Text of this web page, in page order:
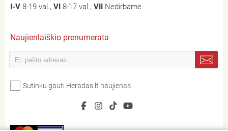
I-V 8-19 val., VI 8-17 val., VII Nedirbame
Naujienlaiškio prenumerata
Sutinku gauti Heradas.lt naujienas.